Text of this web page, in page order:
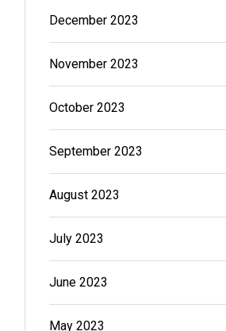
December 2023
November 2023
October 2023
September 2023
August 2023
July 2023
June 2023
May 2023